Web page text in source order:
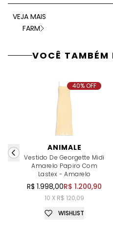
VEJA MAIS
FARM
VOCÊ TAMBÉM
ANIMALE
Vestido De Georgette Midi
Amarelo Papiro Com
Lastex - Amarelo
R$ 1.998,00R$ 1.200,90
10 X R$ 120,09
40% OFF
WISHLIST